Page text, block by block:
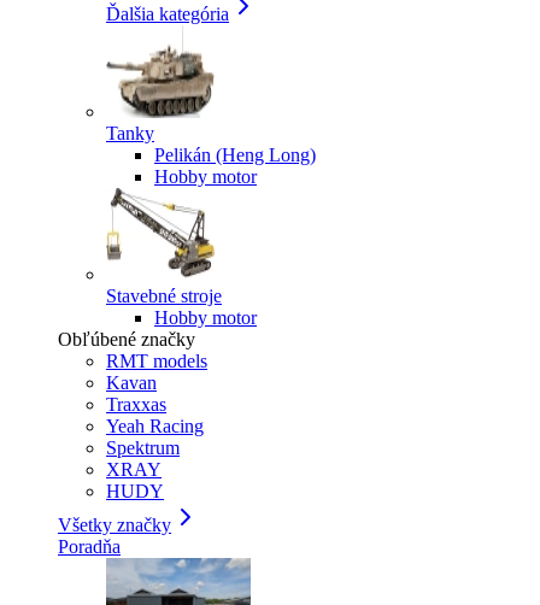
Ďalšia kategória
Tanky
Pelikán (Heng Long)
Hobby motor
Stavebné stroje
Hobby motor
Obľúbené značky
RMT models
Kavan
Traxxas
Yeah Racing
Spektrum
XRAY
HUDY
Všetky značky
Poradňa